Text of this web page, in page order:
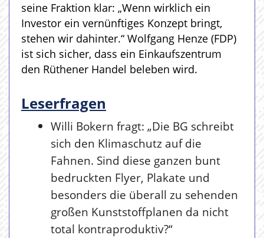
seine Fraktion klar: „Wenn wirklich ein
Investor ein vernünftiges Konzept bringt,
stehen wir dahinter.“ Wolfgang Henze (FDP)
ist sich sicher, dass ein Einkaufszentrum
den Rüthener Handel beleben wird.
Leserfragen
Willi Bokern fragt: „Die BG schreibt
sich den Klimaschutz auf die
Fahnen. Sind diese ganzen bunt
bedruckten Flyer, Plakate und
besonders die überall zu sehenden
großen Kunststoffplanen da nicht
total kontraproduktiv?“